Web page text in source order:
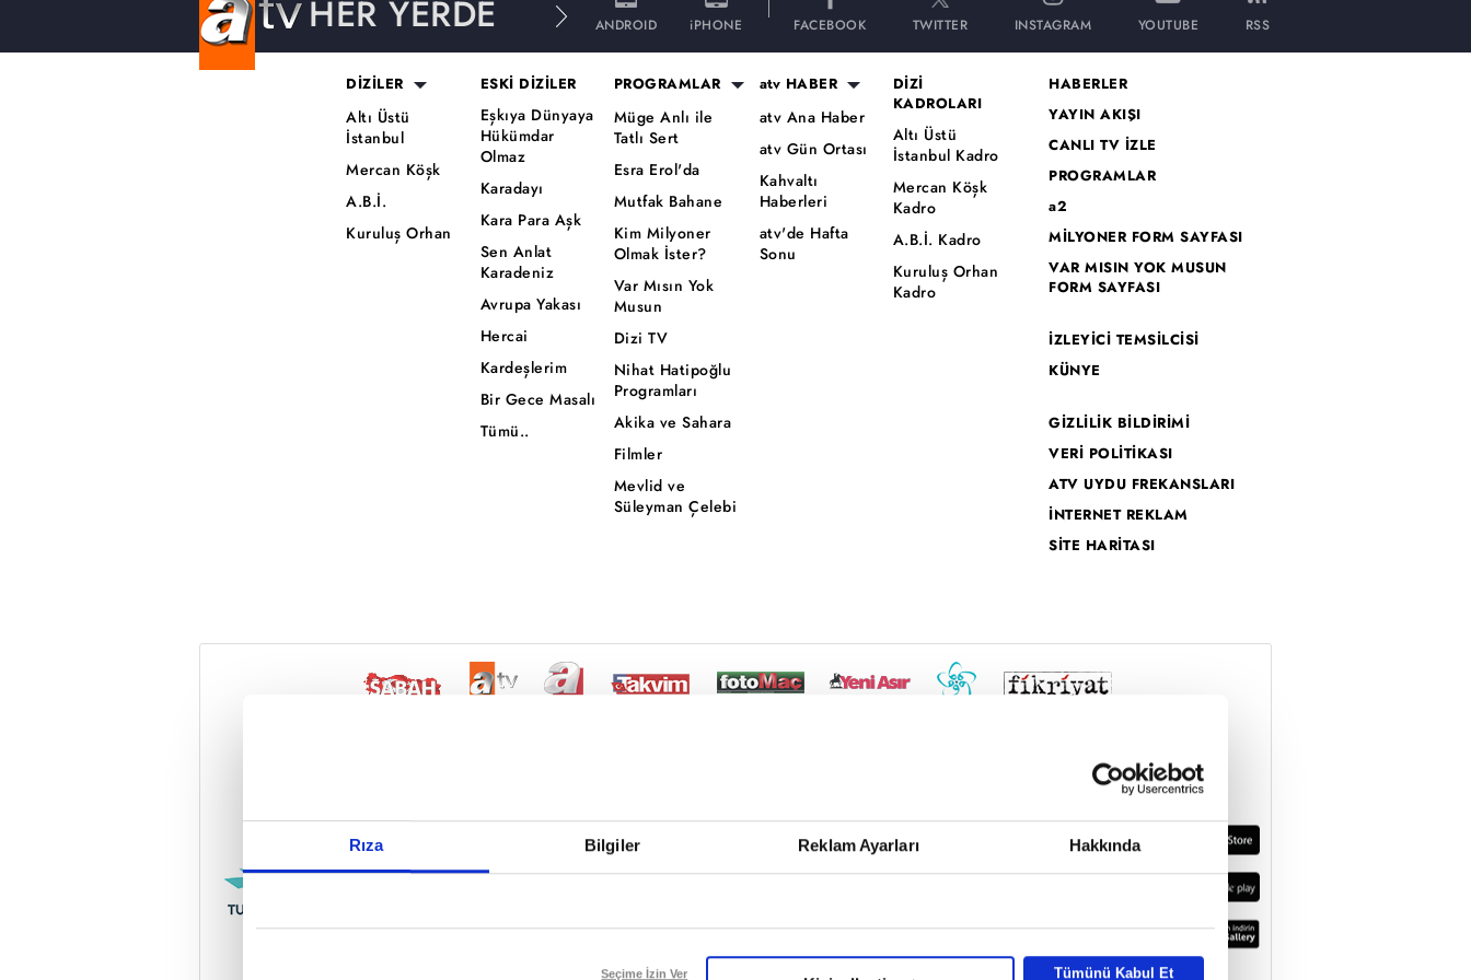
Rıza Bilgiler Reklam Ayarları Hakkında
Reddet
Seçime İzin Ver Tümünü Kabul Et
HER YERDE ANDROID iPHONE FACEBOOK TWITTER INSTAGRAM YOUTUBE RSS
DİZİLER
Altı Üstü
İstanbul
Mercan Köşk
A.B.İ.
Kuruluş Orhan
ESKİ DİZİLER
Eşkıya Dünyaya
Hükümdar
Olmaz
Karadayı
Kara Para Aşk
Sen Anlat
Karadeniz
Avrupa Yakası
Hercai
Kardeşlerim
Bir Gece Masalı
Tümü..
PROGRAMLAR
Müge Anlı ile
Tatlı Sert
Esra Erol'da
Mutfak Bahane
Kim Milyoner
Olmak İster?
Var Mısın Yok
Musun
Dizi TV
Nihat Hatipoğlu
Programları
Akika ve Sahara
Filmler
Mevlid ve
Süleyman Çelebi
atv HABER
atv Ana Haber
atv Gün Ortası
Kahvaltı
Haberleri
atv'de Hafta
Sonu
DİZİ
KADROLARI
Altı Üstü
İstanbul Kadro
Mercan Köşk
Kadro
A.B.İ. Kadro
Kuruluş Orhan
Kadro
HABERLER
YAYIN AKIŞI
CANLI TV İZLE
PROGRAMLAR
a2
MİLYONER FORM SAYFASI
VAR MISIN YOK MUSUN
FORM SAYFASI
İZLEYİCİ TEMSİLCİSİ
KÜNYE
GİZLİLİK BİLDİRİMİ
VERİ POLİTİKASI
ATV UYDU FREKANSLARI
İNTERNET REKLAM
SİTE HARİTASI